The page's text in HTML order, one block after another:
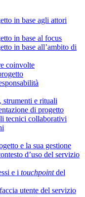
in base agli attori
in base al focus
in base all’ambito di
coinvolte
strumenti e rituali
di progetto
tecnici collaborativi
e la sua gestione
d’uso del servizio
e i touchpointdel
utente del servizio